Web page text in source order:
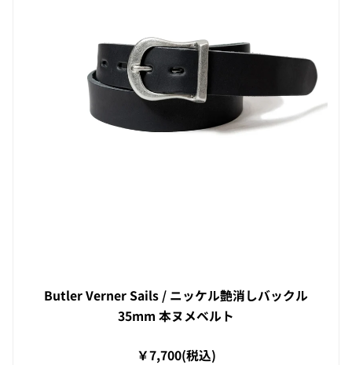
Butler Verner Sails / ニッケル艶消しバックル
35mm 本ヌメベルト
￥7,700(税込)